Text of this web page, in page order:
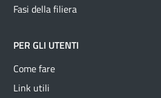
Fasi della filiera
PER GLI UTENTI
Come fare
Link utili